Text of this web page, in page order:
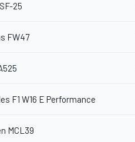
25
FW47
F1 W16 E Performance
MCL39